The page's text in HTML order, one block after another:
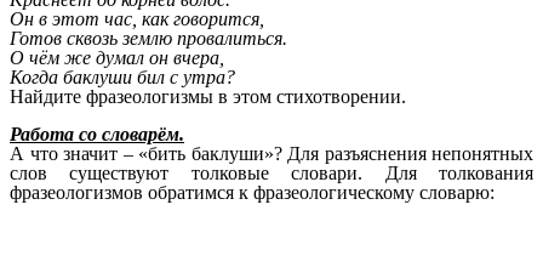
Он в этот час, как говорится,
Готов сквозь землю провалиться.
О чём же думал он вчера,
Когда баклуши бил с утра?
Найдите фразеологизмы в этом стихотворении.
Работа со словарём.
А что значит – «бить баклуши»? Для разъяснения непонятных
слов существуют толковые словари. Для толкования
фразеологизмов обратимся к фразеологическому словарю: